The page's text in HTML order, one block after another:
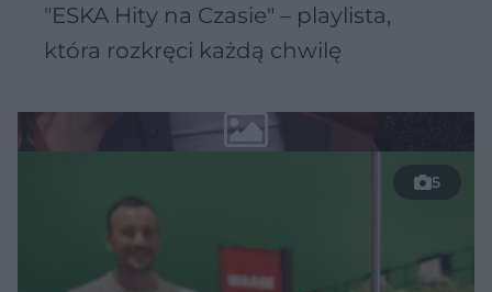
"ESKA Hity na Czasie" – playlista,
która rozkręci każdą chwilę
5